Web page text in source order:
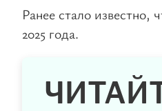
Ранее стало известно,
2025 года.